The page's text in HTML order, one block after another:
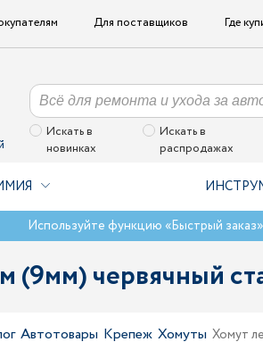
Для поставщиков Где
Искать в
новинках
Искать в
распродажах
Используйте функцию «Быстрый
червячный
Автотовары Крепеж Хомуты Хомут